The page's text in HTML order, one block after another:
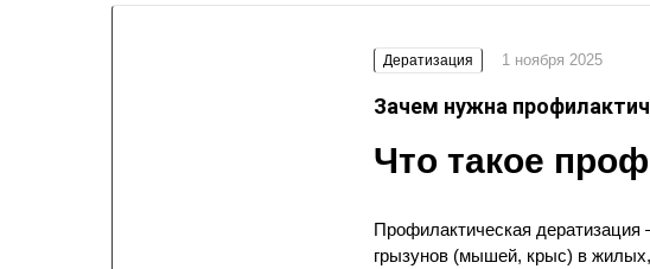
Дератизация 1 ноября 2025
Зачем нужна
Что такое
Профилактическая
грызунов (мышей, крыс) в